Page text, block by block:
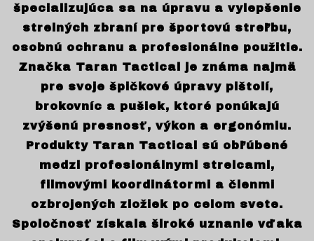
špecializujúca sa na úpravu a vylepšenie
strelných zbraní pre športovú streľbu,
osobnú ochranu a profesionálne použitie.
Značka Taran Tactical je známa najmä
pre svoje špičkové úpravy pištolí,
brokovníc a pušiek, ktoré ponúkajú
zvýšenú presnosť, výkon a ergonómiu.
Produkty Taran Tactical sú obľúbené
medzi profesionálnymi strelcami,
filmovými koordinátormi a členmi
ozbrojených zložiek po celom svete.
Spoločnosť získala široké uznanie vďaka